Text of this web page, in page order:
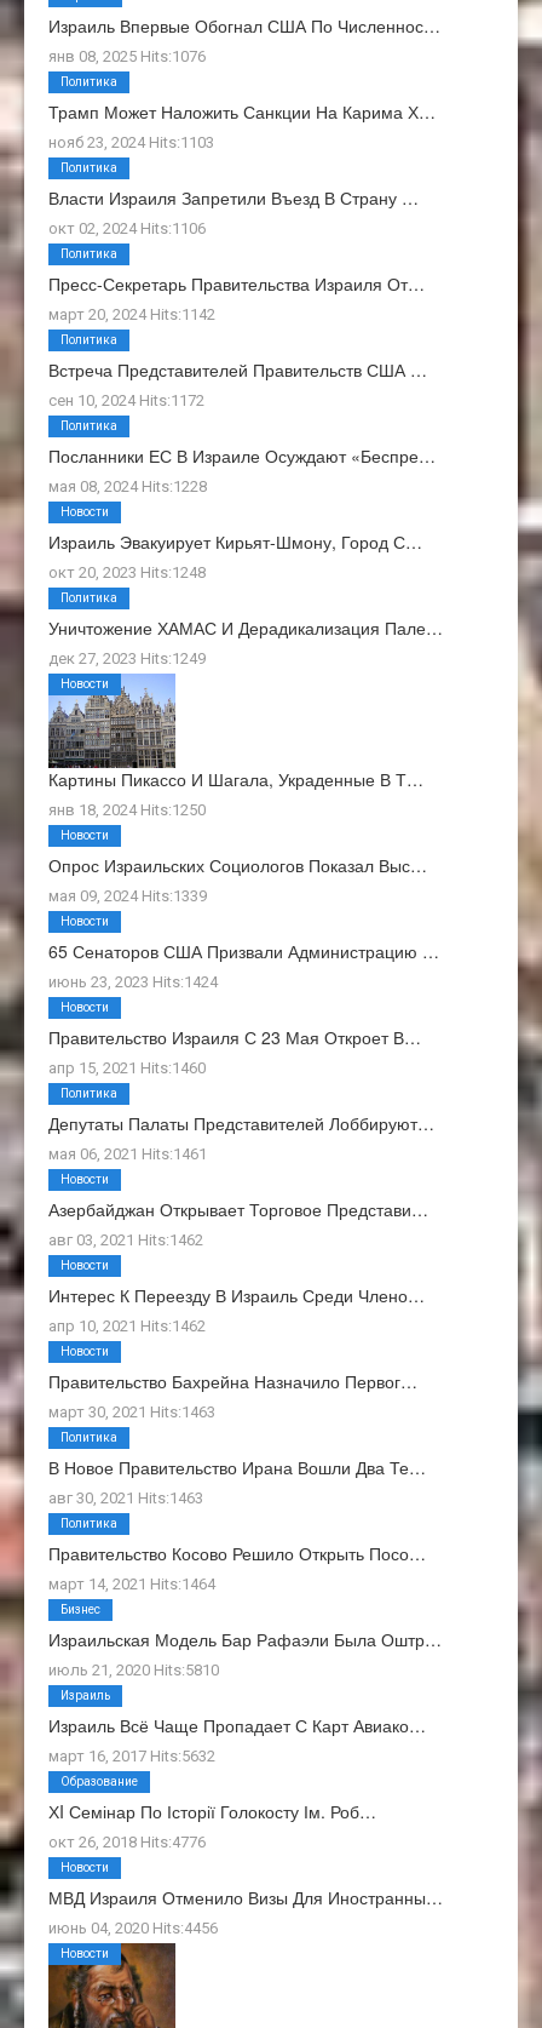
Израиль Впервые Обогнал США По Численнос…
янв 08, 2025 Hits:1076
Трамп Может Наложить Санкции На Карима Х…
нояб 23, 2024 Hits:1103
Политика
Власти Израиля Запретили Въезд В Страну …
окт 02, 2024 Hits:1106
Политика
Пресс-Секретарь Правительства Израиля От…
март 20, 2024 Hits:1142
Политика
Встреча Представителей Правительств США …
сен 10, 2024 Hits:1172
Политика
Посланники ЕС В Израиле Осуждают «беспре…
мая 08, 2024 Hits:1228
Политика
Израиль Эвакуирует Кирьят-Шмону, Город С…
окт 20, 2023 Hits:1248
Новости
Уничтожение ХАМАС И Дерадикализация Пале…
дек 27, 2023 Hits:1249
Политика
Картины Пикассо И Шагала, Украденные В Т…
янв 18, 2024 Hits:1250
Новости
Опрос Израильских Социологов Показал Выс…
мая 09, 2024 Hits:1339
Новости
65 Сенаторов США Призвали Администрацию …
июнь 23, 2023 Hits:1424
Новости
Правительство Израиля С 23 Мая Откроет В…
апр 15, 2021 Hits:1460
Новости
Депутаты Палаты Представителей Лоббируют…
мая 06, 2021 Hits:1461
Политика
Азербайджан Открывает Торговое Представи…
авг 03, 2021 Hits:1462
Новости
Интерес К Переезду В Израиль Среди Члено…
апр 10, 2021 Hits:1462
Новости
Правительство Бахрейна Назначило Первог…
март 30, 2021 Hits:1463
Новости
В Новое Правительство Ирана Вошли Два Те…
авг 30, 2021 Hits:1463
Политика
Правительство Косово Решило Открыть Посо…
март 14, 2021 Hits:1464
Политика
Израильская Модель Бар Рафаэли Была Оштр…
июль 21, 2020 Hits:5810
Бизнес
Израиль Всё Чаще Пропадает С Карт Авиако…
март 16, 2017 Hits:5632
Израиль
ХI Семінар По Історії Голокосту Ім. Роб…
окт 26, 2018 Hits:4776
Образование
МВД Израиля Отменило Визы Для Иностранны…
июнь 04, 2020 Hits:4456
Новости
Новости